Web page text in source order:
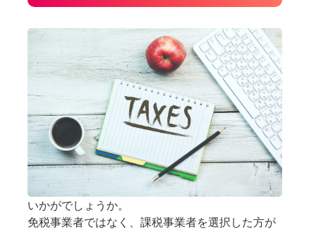
いかがでしょうか。
免税事業者ではなく、課税事業者を選択した方が